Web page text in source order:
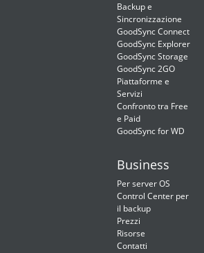
Backup e
Sincronizzazione
GoodSync Connect
GoodSync Explorer
GoodSync Storage
GoodSync 2GO
Piattaforme e
Servizi
Confronto tra Free
e Paid
GoodSync for WD
Business
Per server OS
Control Center per
il backup
Prezzi
Risorse
Contatti